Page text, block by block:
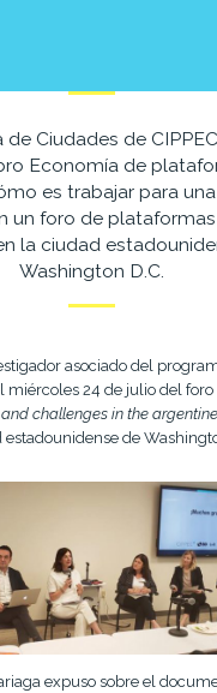
de Ciudades de
Economía de
es trabajar para
un foro de
la ciudad
Washington D.C.
asociado del
miércoles 24 de julio del foro
challenges in the
de
expuso sobre el